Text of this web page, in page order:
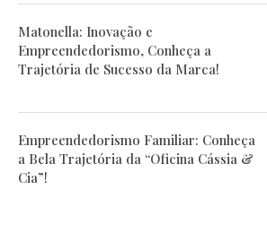
Matonella: Inovação e
Empreendedorismo, Conheça a
Trajetória de Sucesso da Marca!
Empreendedorismo Familiar: Conheça
a Bela Trajetória da “Oficina Cássia &
Cia”!